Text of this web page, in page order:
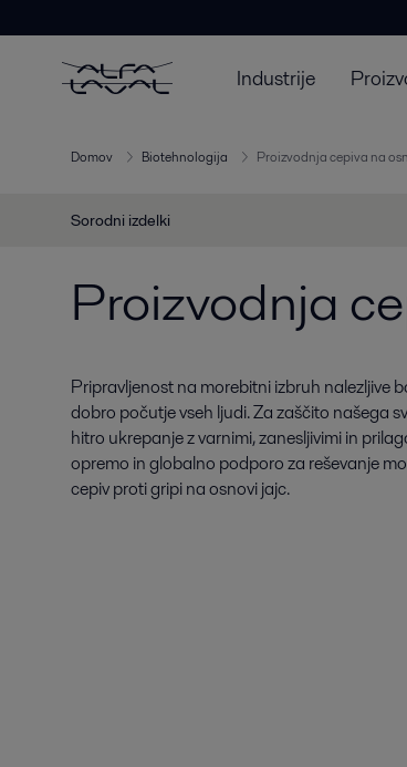
Industrije
Domov Biotehnologija Proizvodnja cepiva na
Sorodni izdelki
Proizvodnja
Pripravljenost na morebitni izbruh nalezljive
dobro počutje vseh ljudi. Za zaščito našega
hitro ukrepanje z varnimi, zanesljivimi in
opremo in globalno podporo za reševanje
cepiv proti gripi na osnovi jajc.